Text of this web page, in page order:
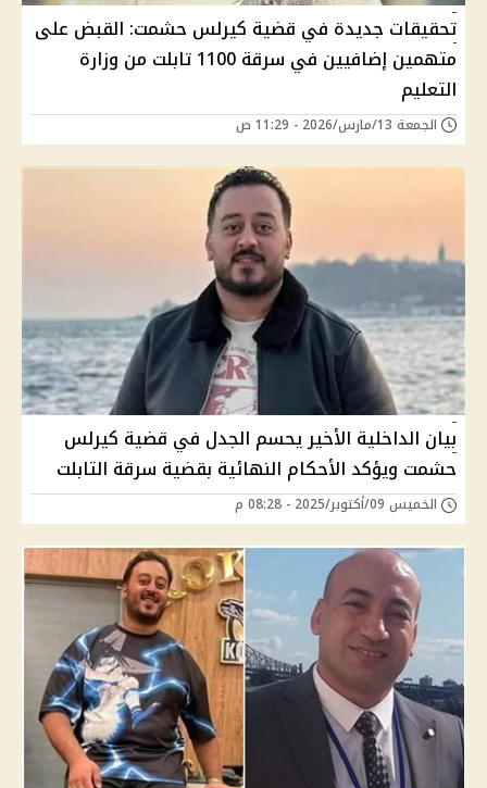
تحقيقات جديدة في قضية كيرلس حشمت: القبض على
متهمين إضافيين في سرقة 1100 تابلت من وزارة
التعليم
الجمعة 13/مارس/2026 - 11:29 ص
بيان الداخلية الأخير يحسم الجدل في قضية كيرلس
حشمت ويؤكد الأحكام النهائية بقضية سرقة التابلت
الخميس 09/أكتوبر/2025 - 08:28 م